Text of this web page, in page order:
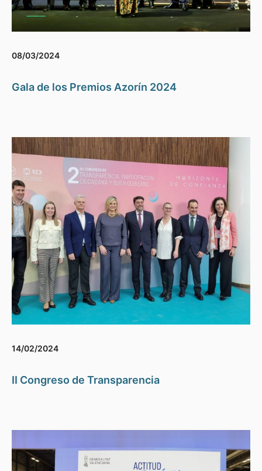
08/03/2024
Gala de los Premios Azorín 2024
14/02/2024
II Congreso de Transparencia